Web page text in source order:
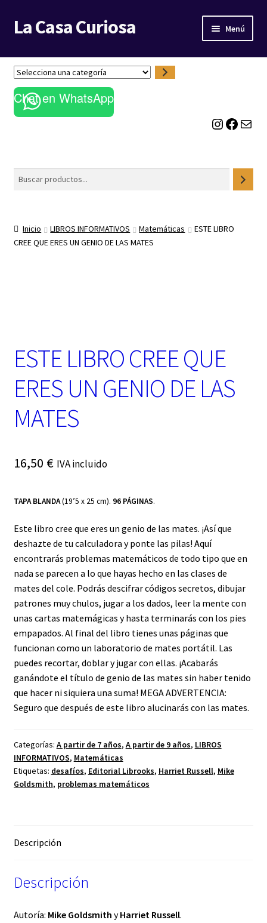
Ir
a
navegación
Ir
al
La Casa Curiosa Menú
LIBRERÍA
BLOG
S
e
l
e
a
c
Chat en WhatsApp
Instagram Facebook Correo electrónico
Buscar
Inicio LIBROS INFORMATIVOS Matemáticas
ESTE LIBRO
CREE QUE ERES UN GENIO DE LAS MATES
ESTE LIBRO CREE QUE
ERES UN GENIO DE LAS
MATES
16,50 € IVA incluido
TAPA BLANDA(19’5 x 25 cm). 96 PÁGINAS.
Este libro cree que eres un genio de las mates. ¡Así que
deshazte de tu calculadora y ponte las pilas! Aquí
encontrarás problemas matemáticos de todo tipo que en
nada se parecen a lo que hayas hecho en las clases de
mates del cole. Podrás descifrar códigos secretos, dibujar
patrones muy chulos, jugar a los dados, leer la mente con
unas cartas matemágicas y hasta terminarás con los pies
empapados. Al final del libro tienes unas páginas que
funcionan como un laboratorio de mates portátil. Las
puedes recortar, doblar y jugar con ellas. ¡Acabarás
ganándote el título de genio de las mates sin haber tenido
que hacer ni siquiera una suma! MEGA ADVERTENCIA:
Seguro que después de este libro alucinarás con las mates.
Categorías: A partir de 7 años, A partir de 9 años, LIBROS
INFORMATIVOS, Matemáticas
Etiquetas: desafíos, Editorial Librooks, Harriet Russell, Mike
Goldsmith, problemas matemáticos
Descripción
Descripción
Autoría: Mike Goldsmith yHarriet Russell.